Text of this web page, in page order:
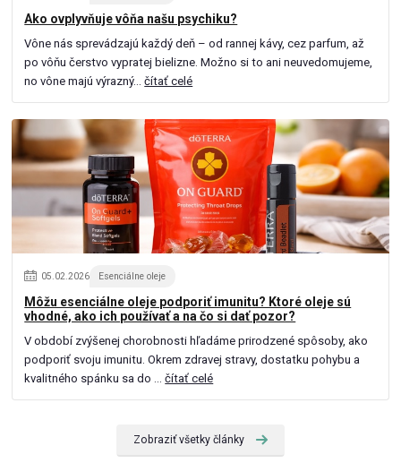
Ako ovplyvňuje vôňa našu psychiku?
Vône nás sprevádzajú každý deň – od rannej kávy, cez parfum, až
po vôňu čerstvo vypratej bielizne. Možno si to ani neuvedomujeme,
no vône majú výrazný...čítať celé
05.02.2026 Esenciálne oleje
Môžu esenciálne oleje podporiť imunitu? Ktoré oleje sú
vhodné, ako ich používať a na čo si dať pozor?
V období zvýšenej chorobnosti hľadáme prirodzené spôsoby, ako
podporiť svoju imunitu. Okrem zdravej stravy, dostatku pohybu a
kvalitného spánku sa do ...čítať celé
Zobraziť všetky články